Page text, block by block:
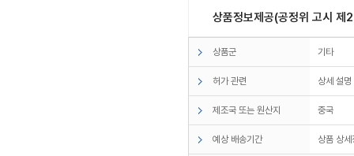
상품정보제공(공정위 고시
상품군 기타
허가 관련 상세 설
제조국 또는 원산지 중국
예상 배송기간 상품 상